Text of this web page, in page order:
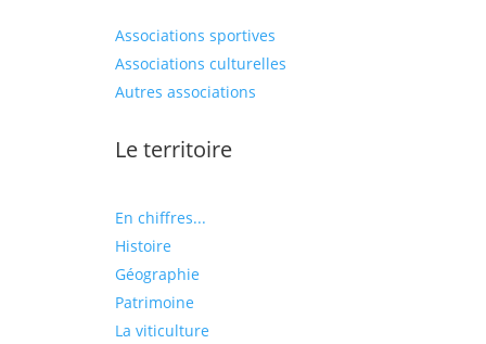
Associations sportives
Associations culturelles
Autres associations
Le territoire
En chiffres...
Histoire
Géographie
Patrimoine
La viticulture